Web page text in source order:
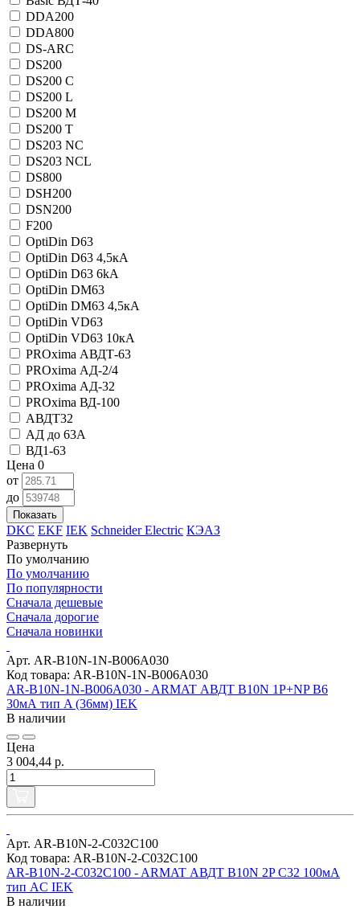
DDA200
DDA800
DS-ARC
DS200
DS200 C
DS200 L
DS200 M
DS200 T
DS203 NC
DS203 NCL
DS800
DSH200
DSN200
F200
OptiDin D63
OptiDin D63 4,5кА
OptiDin D63 6kA
OptiDin DM63
OptiDin DM63 4,5кА
OptiDin VD63
OptiDin VD63 10кА
PROxima АВДТ-63
PROxima АД-2/4
PROxima АД-32
PROxima ВД-100
АВДТ32
АД до 63А
ВД1-63
Цена 0
от
до
Показать
DKC EKF IEK Schneider Electric КЭАЗ
Развернуть
По умолчанию
По умолчанию
По популярности
Сначала дешевые
Сначала дорогие
Сначала новинки
Арт. AR-B10N-1N-B006A030
Код товара: AR-B10N-1N-B006A030
AR-B10N-1N-B006A030 - ARMAT АВДТ B10N 1P+NP B6
30мА тип A (36мм) IEK
В наличии
Цена
3 004,44 р.
Арт. AR-B10N-2-C032C100
Код товара: AR-B10N-2-C032C100
AR-B10N-2-C032C100 - ARMAT АВДТ B10N 2P C32 100мА
тип AC IEK
В наличии